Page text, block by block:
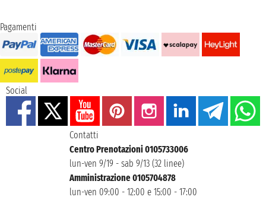
Pagamenti
Social
Contatti
Centro Prenotazioni 0105733006
lun-ven 9/19 - sab 9/13 (32 linee)
Amministrazione 0105704878
lun-ven 09:00 - 12:00 e 15:00 - 17:00